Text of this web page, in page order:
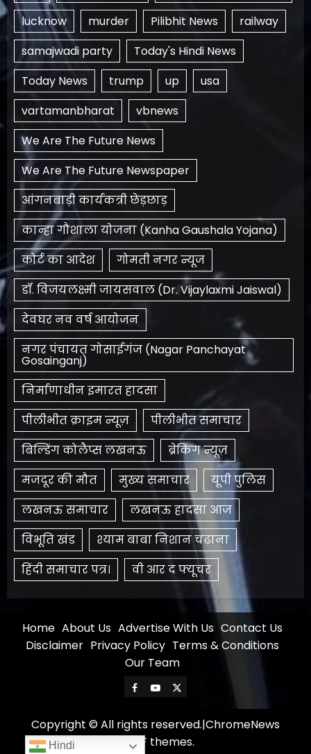
lucknow
murder Pilibhit News
railway
samajwadi party
Today's Hindi News
Today News
trump up
usa
vartamanbharat
vbnews
We Are The Future News
We Are The Future Newspaper
आंगनबाड़ी कार्यकत्री छेड़छाड़
कान्हा गौशाला योजना (Kanha Gaushala Yojana)
कोर्ट का आदेश
गोमती नगर न्यूज
डॉ. विजयलक्ष्मी जायसवाल (Dr. Vijaylaxmi Jaiswal)
देवघर नव वर्ष आयोजन
नगर पंचायत गोसाईगंज (Nagar Panchayat
Gosainganj)
निर्माणाधीन इमारत हादसा
पीलीभीत क्राइम न्यूज़
पीलीभीत समाचार
बिल्डिंग कोलैप्स लखनऊ
ब्रेकिंग न्यूज़
मजदूर की मौत
मुख्य समाचार
यूपी पुलिस
लखनऊ समाचार
लखनऊ हादसा आज
विभूति खंड
श्याम बाबा निशान चढ़ाना
हिंदी समाचार पत्र।
​वी आर द फ्यूचर
Home About Us Advertise With Us Contact Us
Disclaimer Privacy Policy Terms & Conditions
Our Team
Facebook
Youtube
X
Copyright © All rights reserved.|ChromeNews
by AF themes.
Hindi